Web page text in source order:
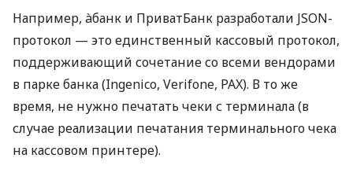
Например, àбанк и ПриватБанк разработали JSON-
протокол — это единственный кассовый протокол,
поддерживающий сочетание со всеми вендорами
в парке банка (Ingenico, Verifone, PAX). В то же
время, не нужно печатать чеки с терминала (в
случае реализации печатания терминального чека
на кассовом принтере).